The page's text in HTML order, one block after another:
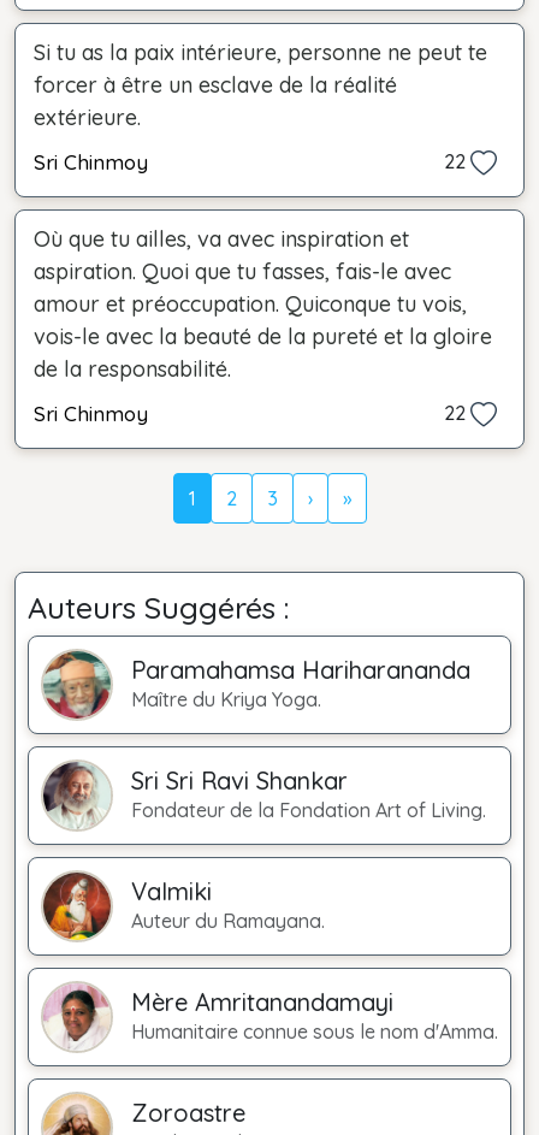
Si tu as la paix intérieure, personne ne peut te
forcer à être un esclave de la réalité
extérieure.
Sri Chinmoy 22
Où que tu ailles, va avec inspiration et
aspiration. Quoi que tu fasses, fais-le avec
amour et préoccupation. Quiconque tu vois,
vois-le avec la beauté de la pureté et la gloire
de la responsabilité.
Sri Chinmoy 22
1 2 3 › »
Auteurs Suggérés :
Paramahamsa Hariharananda
Maître du Kriya Yoga.
Sri Sri Ravi Shankar
Fondateur de la Fondation Art of Living.
Valmiki
Auteur du Ramayana.
Mère Amritanandamayi
Humanitaire connue sous le nom d'Amma.
Zoroastre